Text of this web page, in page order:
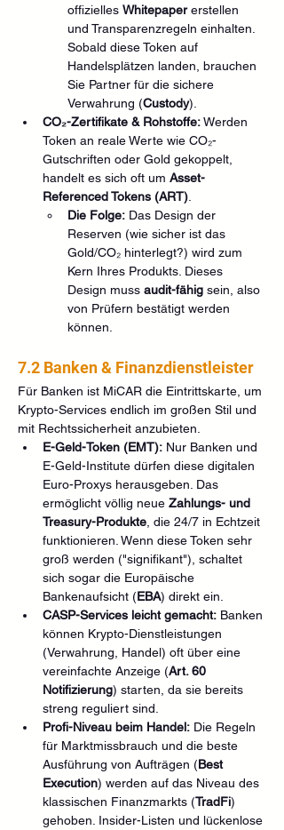
offizielles Whitepaper erstellen
und Transparenzregeln einhalten.
Sobald diese Token auf
Handelsplätzen landen, brauchen
Sie Partner für die sichere
Verwahrung (Custody).
CO₂-Zertifikate & Rohstoffe: Werden
Token an reale Werte wie CO₂-
Gutschriften oder Gold gekoppelt,
handelt es sich oft um Asset-
Referenced Tokens (ART)
Die Folge: Das Design der
Reserven (wie sicher ist das
Gold/CO₂ hinterlegt?) wird zum
Kern Ihres Produkts. Dieses
Design muss audit-fähig sein, also
von Prüfern bestätigt werden
können.
7.2 Banken & Finanzdienstleister
Für Banken ist MiCAR die Eintrittskarte, um
Krypto-Services endlich im großen Stil und
mit Rechtssicherheit anzubieten.
E-Geld-Token (EMT): Nur Banken und
E-Geld-Institute dürfen diese digitalen
Euro-Proxys herausgeben. Das
ermöglicht völlig neue Zahlungs- und
Treasury-Produkte , die 24/7 in Echtzeit
funktionieren. Wenn diese Token sehr
groß werden ("signifikant"), schaltet
sich sogar die Europäische
Bankenaufsicht (EBA) direkt ein.
CASP-Services leicht gemacht: Banken
können Krypto-Dienstleistungen
(Verwahrung, Handel) oft über eine
vereinfachte Anzeige (Art. 60
Notifizierung) starten, da sie bereits
streng reguliert sind.
Profi-Niveau beim Handel: Die Regeln
für Marktmissbrauch und die beste
Ausführung von Aufträgen (Best
Execution) werden auf das Niveau des
klassischen Finanzmarkts (TradFi)
gehoben. Insider-Listen und lückenlose